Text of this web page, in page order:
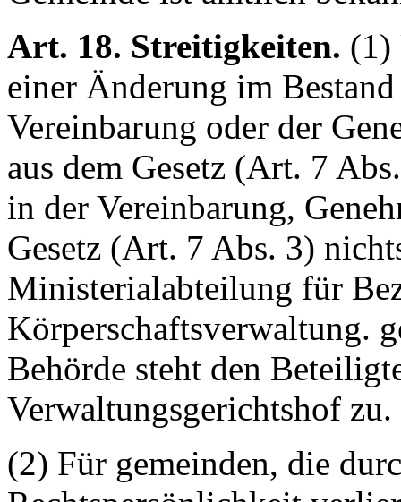
Art. 18. Streitigkeiten. (1)
einer Änderung im
Vereinbarung oder der
aus dem Gesetz (Art. 7
in der Vereinbarung,
Gesetz (Art. 7 Abs. 3)
Ministerialabteilung für
Körperschaftsverwaltung.
Behörde steht den
Verwaltungsgerichtshof zu.
(2) Für gemeinden, die